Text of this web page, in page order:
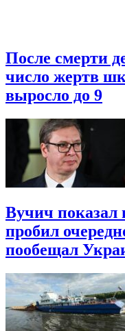
После смерти
число жертв
выросло до 9
Вучич показал
пробил
пообещал